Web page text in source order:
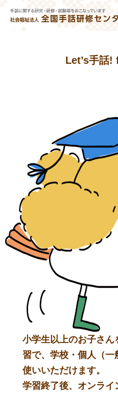
Let’s手話!
小学生以上のお子さ
習で、学校・個人（
使いいただけます。
学習終了後、オンライ